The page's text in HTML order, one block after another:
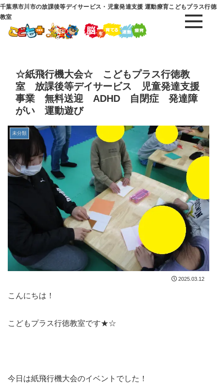
千葉県市川市の放課後等デイサービス・児童発達支援 運動療育こどもプラス行徳
教室
☆紙飛行機大会☆ こどもプラス行徳教
室 放課後等デイサービス 児童発達支援
事業 無料送迎 ADHD 自閉症 発達障
がい 運動遊び
未分類
2025.03.12
こんにちは！
こどもプラス行徳教室です★☆
今日は紙飛行機大会のイベントでした！